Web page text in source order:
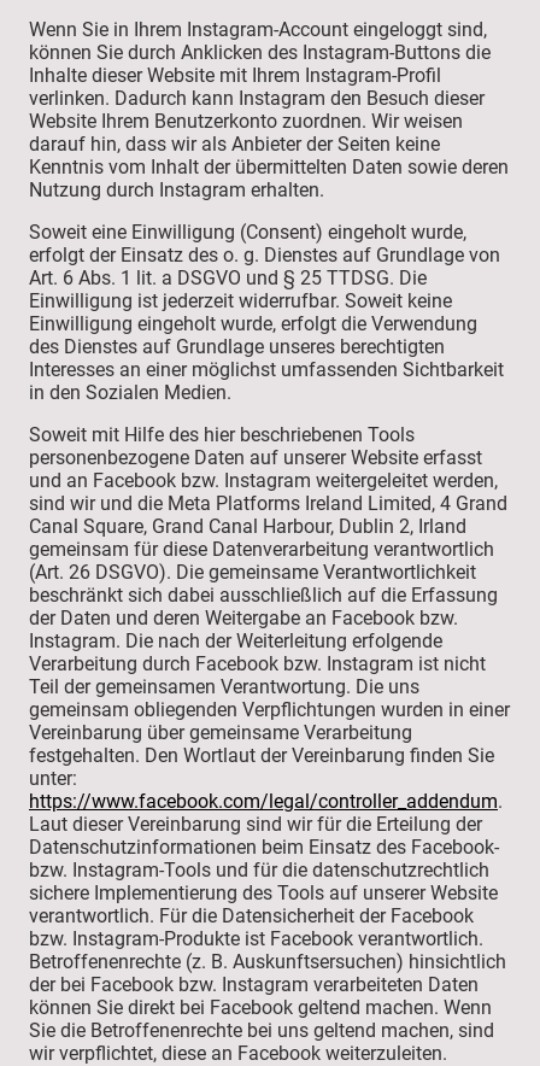
Wenn Sie in Ihrem Instagram-Account eingeloggt sind,
können Sie durch Anklicken des Instagram-Buttons die
Inhalte dieser Website mit Ihrem Instagram-Profil
verlinken. Dadurch kann Instagram den Besuch dieser
Website Ihrem Benutzerkonto zuordnen. Wir weisen
darauf hin, dass wir als Anbieter der Seiten keine
Kenntnis vom Inhalt der übermittelten Daten sowie deren
Nutzung durch Instagram erhalten.
Soweit eine Einwilligung (Consent) eingeholt wurde,
erfolgt der Einsatz des o. g. Dienstes auf Grundlage von
Art. 6 Abs. 1 lit. a DSGVO und § 25 TTDSG. Die
Einwilligung ist jederzeit widerrufbar. Soweit keine
Einwilligung eingeholt wurde, erfolgt die Verwendung
des Dienstes auf Grundlage unseres berechtigten
Interesses an einer möglichst umfassenden Sichtbarkeit
in den Sozialen Medien.
Soweit mit Hilfe des hier beschriebenen Tools
personenbezogene Daten auf unserer Website erfasst
und an Facebook bzw. Instagram weitergeleitet werden,
sind wir und die Meta Platforms Ireland Limited, 4 Grand
Canal Square, Grand Canal Harbour, Dublin 2, Irland
gemeinsam für diese Datenverarbeitung verantwortlich
(Art. 26 DSGVO). Die gemeinsame Verantwortlichkeit
beschränkt sich dabei ausschließlich auf die Erfassung
der Daten und deren Weitergabe an Facebook bzw.
Instagram. Die nach der Weiterleitung erfolgende
Verarbeitung durch Facebook bzw. Instagram ist nicht
Teil der gemeinsamen Verantwortung. Die uns
gemeinsam obliegenden Verpflichtungen wurden in einer
Vereinbarung über gemeinsame Verarbeitung
festgehalten. Den Wortlaut der Vereinbarung finden Sie
unter:
https://www.facebook.com/legal/controller_addendum.
Laut dieser Vereinbarung sind wir für die Erteilung der
Datenschutzinformationen beim Einsatz des Facebook-
bzw. Instagram-Tools und für die datenschutzrechtlich
sichere Implementierung des Tools auf unserer Website
verantwortlich. Für die Datensicherheit der Facebook
bzw. Instagram-Produkte ist Facebook verantwortlich.
Betroffenenrechte (z. B. Auskunftsersuchen) hinsichtlich
der bei Facebook bzw. Instagram verarbeiteten Daten
können Sie direkt bei Facebook geltend machen. Wenn
Sie die Betroffenenrechte bei uns geltend machen, sind
wir verpflichtet, diese an Facebook weiterzuleiten.